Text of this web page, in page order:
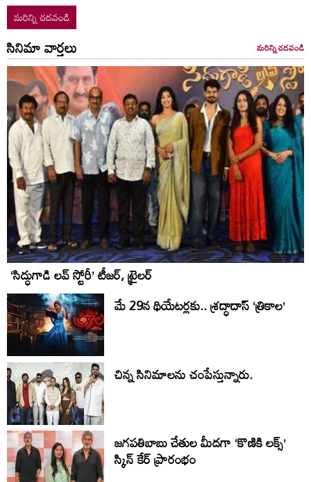
మరిన్ని చదవండి
సినిమా వార్తలు మరిన్ని చదవండి
‘సిద్ధుగాడి లవ్ స్టోరీ’ టీజర్, ట్రైలర్
మే 29న థియేట‌ర్ల‌కు.. శ్రద్ధాదాస్ ‘త్రికాల’
చిన్న సినిమాలను చంపేస్తున్నారు.
జగపతిబాబు చేతుల మీదగా ‘కొణికి లక్స్’
స్కిన్ కేర్ ప్రారంభం